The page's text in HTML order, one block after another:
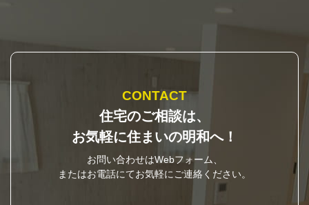
CONTACT
住宅のご相談は、
お気軽に住まいの明和へ！
お問い合わせはWebフォーム、
またはお電話にてお気軽にご連絡ください。